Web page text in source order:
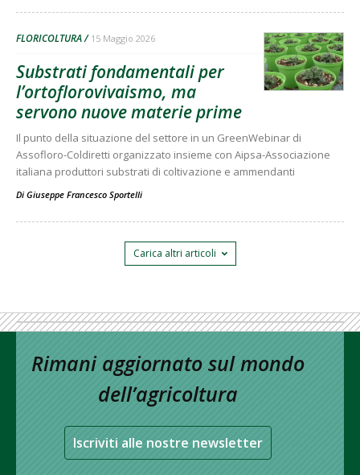
FLORICOLTURA 15 Maggio 2026
Substrati fondamentali per
l’ortoflorovivaismo, ma
servono nuove materie prime
Il punto della situazione del settore in un GreenWebinar di
Assofloro-Coldiretti organizzato insieme con Aipsa-Associazione
italiana produttori substrati di coltivazione e ammendanti
Di Giuseppe Francesco Sportelli
Carica altri articoli
Rimani aggiornato sul mondo
dell’agricoltura
Iscriviti alle nostre newsletter